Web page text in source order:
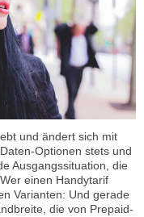
und ändert sich mit
Optionen stets und
Ausgangssituation, die
einen Handytarif
Varianten: Und gerade
die von Prepaid-